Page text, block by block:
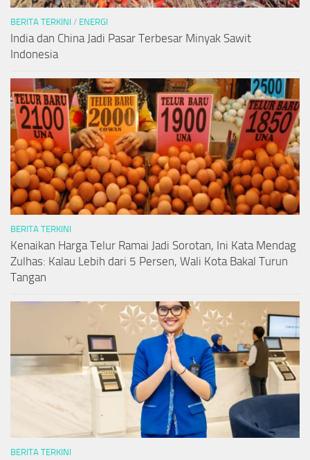
BERITA TERKINI / ENERGI
India dan China Jadi Pasar Terbesar Minyak Sawit
Indonesia
BERITA TERKINI
Kenaikan Harga Telur Ramai Jadi Sorotan, Ini Kata Mendag
Zulhas: Kalau Lebih dari 5 Persen, Wali Kota Bakal Turun
Tangan
BERITA TERKINI